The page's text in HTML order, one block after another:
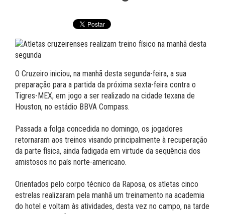
O Cruzeiro iniciou, na manhã desta segunda-feira, a sua
preparação para a partida da próxima sexta-feira contra o
Tigres-MEX, em jogo a ser realizado na cidade texana de
Houston, no estádio BBVA Compass.
Passada a folga concedida no domingo, os jogadores
retornaram aos treinos visando principalmente à recuperação
da parte física, ainda fadigada em virtude da sequência dos
amistosos no país norte-americano.
Orientados pelo corpo técnico da Raposa, os atletas cinco
estrelas realizaram pela manhã um treinamento na academia
do hotel e voltam às atividades, desta vez no campo, na tarde